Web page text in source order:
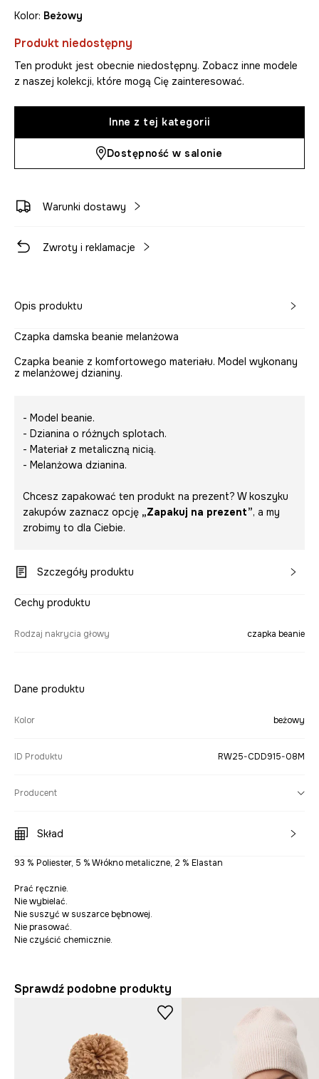
Kolor: beżowy
Produkt niedostępny
Ten produkt jest obecnie niedostępny. Zobacz inne modele
z naszej kolekcji, które mogą Cię zainteresować.
Inne z tej kategorii
Dostępność w salonie
Warunki dostawy
Zwroty i reklamacje
Opis produktu
Czapka damska beanie melanżowa
Czapka beanie z komfortowego materiału. Model wykonany
z melanżowej dzianiny.
- Model beanie.
- Dzianina o różnych splotach.
- Materiał z metaliczną nicią.
- Melanżowa dzianina.
Chcesz zapakować ten produkt na prezent? W koszyku
zakupów zaznacz opcję „Zapakuj na prezent”, a my
zrobimy to dla Ciebie.
Szczegóły produktu
Cechy produktu
Rodzaj nakrycia głowy czapka beanie
Dane produktu
Kolor beżowy
ID Produktu RW25-CDD915-08M
Producent
Skład
93 % Poliester, 5 % Włókno metaliczne, 2 % Elastan
Prać ręcznie.
Nie wybielać.
Nie suszyć w suszarce bębnowej.
Nie prasować.
Nie czyścić chemicznie.
Sprawdź podobne produkty